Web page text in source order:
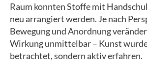
Raum konnten Stoffe mit
neu arrangiert werden. Je nach
Bewegung und Anordnung
Wirkung unmittelbar – Kunst
betrachtet, sondern aktiv erfahren.